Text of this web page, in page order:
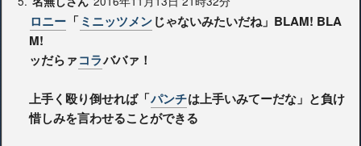
ロニー 「ミニッツメンじゃないみたいだね」BLAM! BLA
M!
ッだらァコラババァ！
上手く殴り倒せれば「パンチは上手いみてーだな」と負け
惜しみを言わせることができる